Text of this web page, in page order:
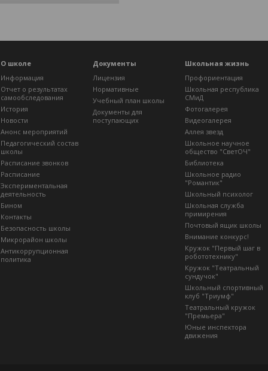
О школе
Информация
Отчет о результатах
самообследования
История
Новости
Анонс мероприятий
Педагогический состав
школы
Расписание звонков
Расписание
Экспериментальная
деятельность
Бином
Контакты
Безопасность школы
Микрорайон школы
Антикоррупционная
политика
Документы
Лицензия
Нормативные
Учебный план школы
Документы для
поступающих
Школьная жизнь
Профориентация
Школьная республика
СМиД
Фотогалерея
Видеогалерея
Аллея звезд
Школьное научное
общество "СветОЧ"
Библиотека
Школьное радио
"Романтик"
Школьный психолог
Школьная служба
примирения
Почтовый ящик школы
Внимание конкурс!
Кружок "Первый шаг в
робототехнику"
Кружок "Театральный
сундучок"
Школьный спортивный
клуб "Триумф"
Театральный кружок
"Премьера"
Юные инспектора
движения